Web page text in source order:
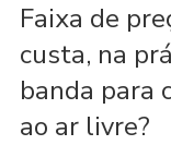
Faixa de
custa, na
banda para
ao ar livre?